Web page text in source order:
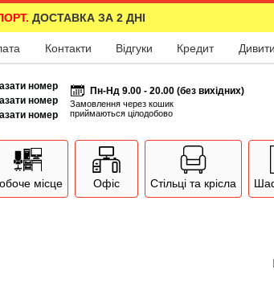
ДОСТАВКА ЗА 2 ДНІ
Контакти Відгуки Кредит
номер
номер
номер
Пн-Нд 9.00 - 20.00 (без вихідних)
Замовлення через кошик
приймаються цілодобово
місце Офіс Стільці та крісла